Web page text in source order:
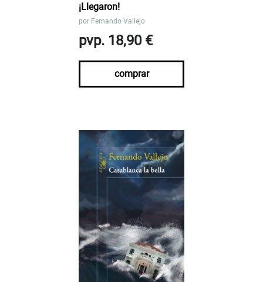
¡Llegaron!
por Fernando Vallejo
pvp. 18,90 €
comprar